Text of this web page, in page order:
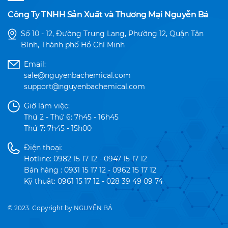
Công Ty TNHH Sản Xuất và Thương Mại Nguyễn Bá
Số 10 - 12, Đường Trung Lang, Phường 12, Quận Tân
Bình, Thành phố Hồ Chí Minh
Email:
sale@nguyenbachemical.com
support@nguyenbachemical.com
Giờ làm việc:
Thứ 2 - Thứ 6: 7h45 - 16h45
Thứ 7: 7h45 - 15h00
Điện thoại:
Hotline: 0982 15 17 12 - 0947 15 17 12
Bán hàng : 0931 15 17 12 - 0962 15 17 12
Kỹ thuật: 0961 15 17 12 - 028 39 49 09 74
© 2023. Copyright by NGUYỄN BÁ